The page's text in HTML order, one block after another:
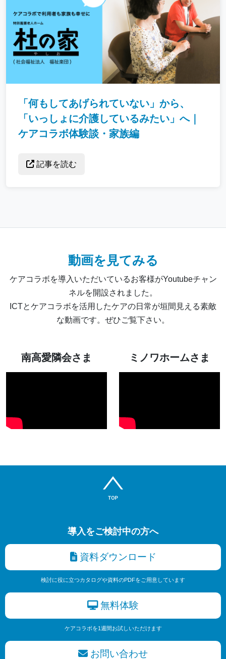
「何もしてあげられていない」から、
「いっしょに介護しているみたい」へ｜
ケアコラボ体験談・家族編
記事を読む
動画を見てみる
ケアコラボを導入いただいているお客様がYoutubeチャン
ネルを開設されました。
ICTとケアコラボを活用したケアの日常が垣間見える素敵
な動画です。ぜひご覧下さい。
南高愛隣会さま ミノワホームさま
導入をご検討中の方へ
資料ダウンロード
検討に役に立つカタログや資料のPDFをご用意しています
無料体験
ケアコラボを1週間お試しいただけます
お問い合わせ